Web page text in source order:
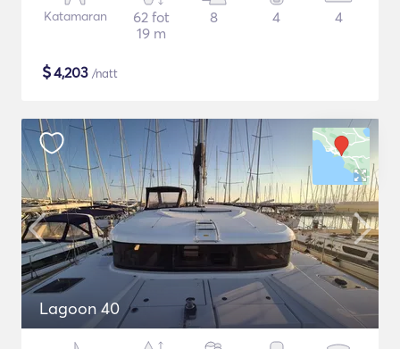
Katamaran
62 fot
19 m
8 4 4
$4,203 /natt
Lagoon 40